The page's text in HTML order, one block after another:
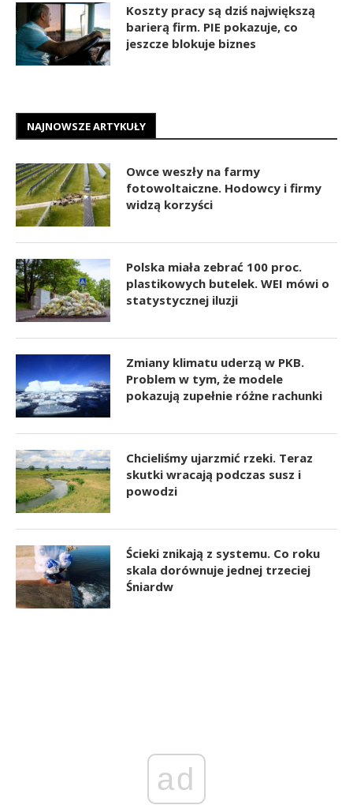
Koszty pracy są dziś największą
barierą firm. PIE pokazuje, co
jeszcze blokuje biznes
NAJNOWSZE ARTYKUŁY
Owce weszły na farmy
fotowoltaiczne. Hodowcy i firmy
widzą korzyści
Polska miała zebrać 100 proc.
plastikowych butelek. WEI mówi o
statystycznej iluzji
Zmiany klimatu uderzą w PKB.
Problem w tym, że modele
pokazują zupełnie różne rachunki
Chcieliśmy ujarzmić rzeki. Teraz
skutki wracają podczas susz i
powodzi
Ścieki znikają z systemu. Co roku
skala dorównuje jednej trzeciej
Śniardw
ad